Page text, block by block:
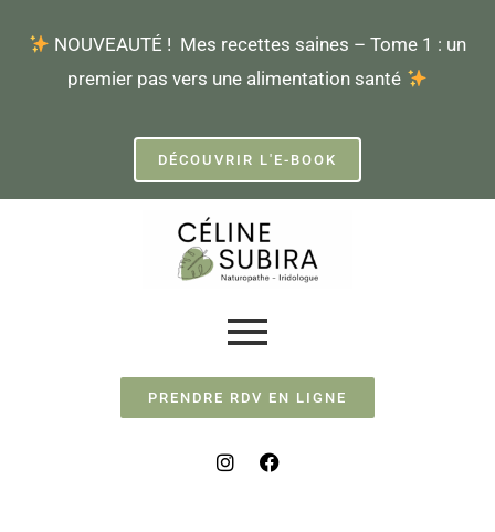
NOUVEAUTÉ ! Mes recettes saines – Tome 1 : un
premier pas vers une alimentation santé
DÉCOUVRIR L'E-BOOK
PRENDRE RDV EN LIGNE
I
n
F
a